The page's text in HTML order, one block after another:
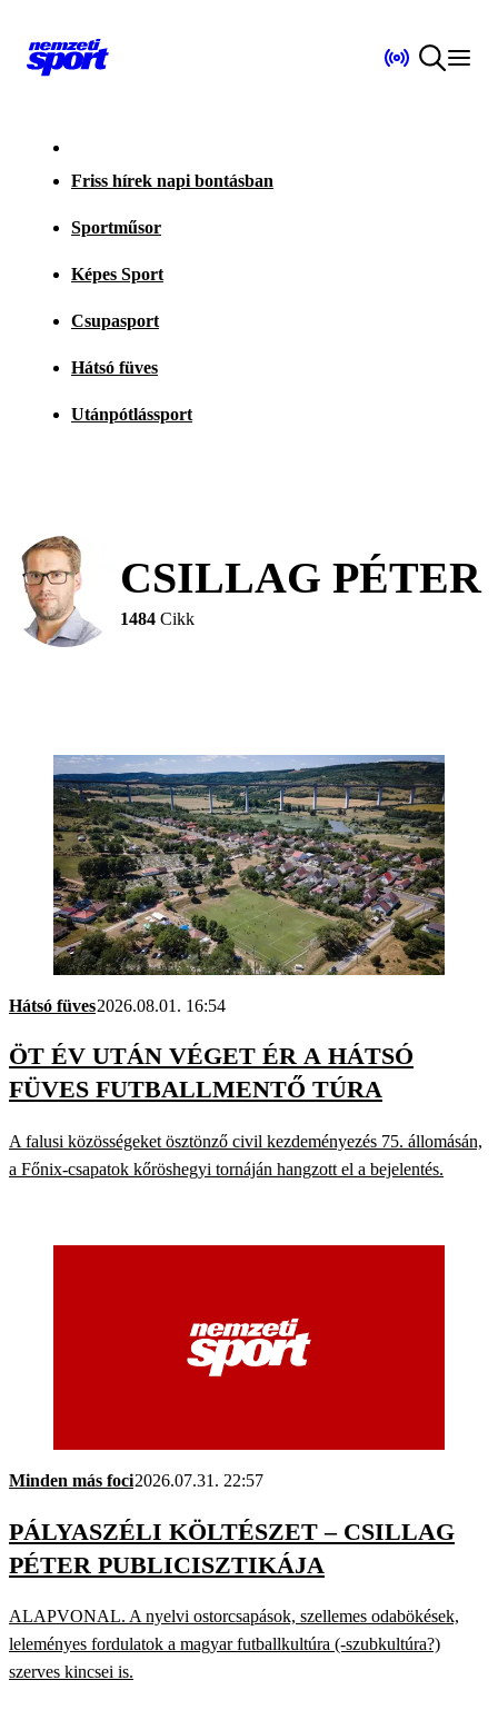
Friss hírek napi bontásban
Sportműsor
Képes Sport
Csupasport
Hátsó füves
Utánpótlássport
CSILLAG PÉTER
1484 Cikk
Hátsó füves2026.08.01. 16:54
ÖT ÉV UTÁN VÉGET ÉR A HÁTSÓ
FÜVES FUTBALLMENTŐ TÚRA
A falusi közösségeket ösztönző civil kezdeményezés 75. állomásán,
a Főnix-csapatok kőröshegyi tornáján hangzott el a bejelentés.
Minden más foci2026.07.31. 22:57
PÁLYASZÉLI KÖLTÉSZET – CSILLAG
PÉTER PUBLICISZTIKÁJA
ALAPVONAL. A nyelvi ostorcsapások, szellemes odabökések,
leleményes fordulatok a magyar futballkultúra (-szubkultúra?)
szerves kincsei is.